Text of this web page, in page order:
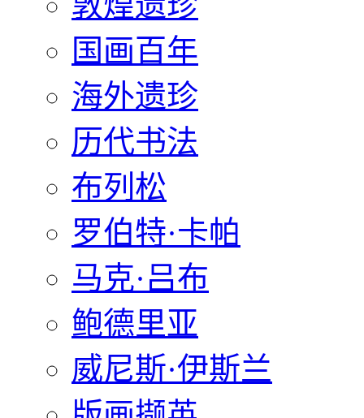
国画百年
海外遗珍
历代书法
布列松
罗伯特·卡帕
马克·吕布
鲍德里亚
威尼斯·伊斯兰